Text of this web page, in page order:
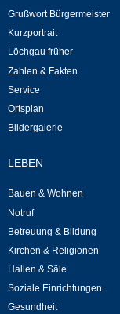
Gemeindehalle
Sporthalle Greuth
Schulturnhalle
Hallen- und
Gesundheit
Freizeit
Veranstaltungen &
Grußwort Bürgermeister
Kurzportrait
Löchgau früher
Zahlen & Fakten
Service
Ortsplan
Bildergalerie
LEBEN
Bauen & Wohnen
Notruf
Betreuung & Bildung
Kirchen & Religionen
Hallen & Säle
Soziale Einrichtungen
Gesundheit